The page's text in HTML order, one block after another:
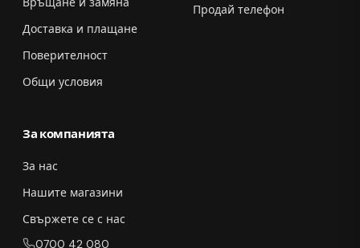
Доставка и плащане
Поверителност
Общи условия
Продай телефон
За компанията
За нас
Нашите магазини
Свържете се с нас
0700 42 080